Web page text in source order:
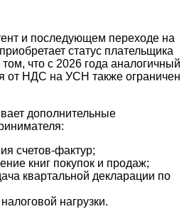
и последующем переходе на
статус плательщика
что с 2026 года аналогичный
от НДС на УСН также ограничен
дополнительные
счетов-фактур;
книг покупок и продаж;
квартальной декларации по
нагрузки.